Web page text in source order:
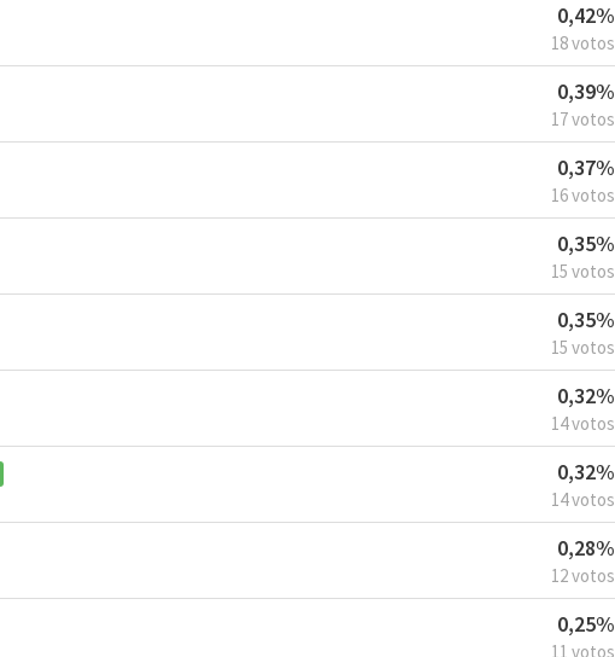
0,42%
18 votos
0,39%
17 votos
0,37%
16 votos
0,35%
15 votos
0,35%
15 votos
0,32%
14 votos
0,32%
14 votos
0,28%
12 votos
0,25%
11 votos